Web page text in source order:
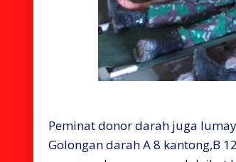
Peminat donor darah juga
Golongan darah A 8 kantong,B